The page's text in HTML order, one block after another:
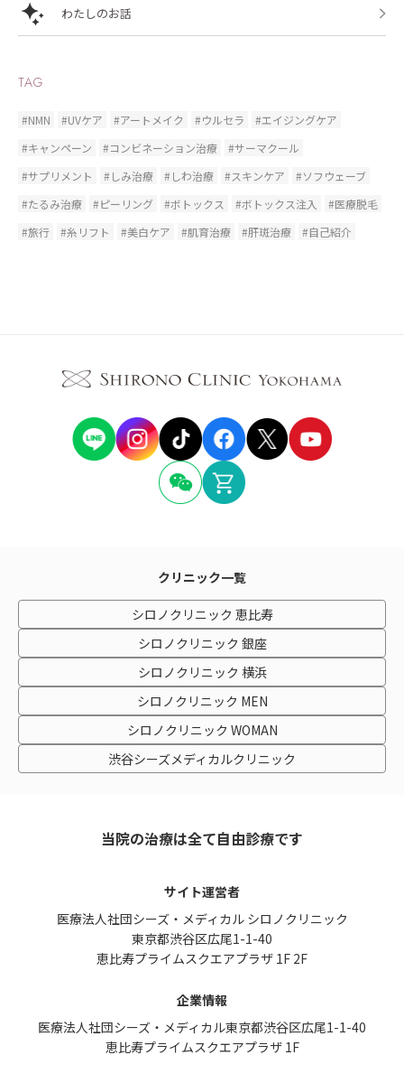
わたしのお話
TAG
#NMN #UVケア #アートメイク #ウルセラ
#エイジングケア
#キャンペーン
#コンビネーション治療
#サーマクール
#サプリメント
#しみ治療 #しわ治療 #スキンケア
#ソフウェーブ
#たるみ治療
#ピーリング #ボトックス #ボトックス注入
#医療脱毛
#旅行
#糸リフト #美白ケア #肌育治療 #肝斑治療 #自己紹介
クリニック一覧
シロノクリニック 恵比寿
シロノクリニック 銀座
シロノクリニック 横浜
シロノクリニック MEN
シロノクリニック WOMAN
渋谷シーズメディカルクリニック
当院の治療は全て自由診療です
サイト運営者
医療法人社団シーズ・メディカル シロノクリニック
東京都渋谷区広尾1-1-40
恵比寿プライムスクエアプラザ 1F 2F
企業情報
医療法人社団シーズ・メディカル東京都渋谷区広尾1-1-40
恵比寿プライムスクエアプラザ 1F